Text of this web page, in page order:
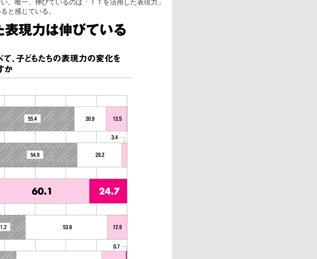
。唯一、伸びているのは「ＩＴを活用した表現力」
と感じている。